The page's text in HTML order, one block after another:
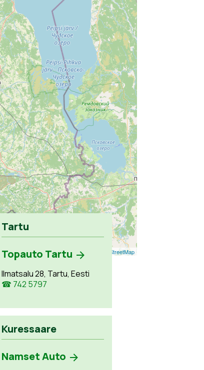
Leaflet OpenStreetMap
Tartu
Topauto Tartu
Ilmatsalu 28, Tartu, Eesti
☎ 742 5797
Kuressaare
Namset Auto